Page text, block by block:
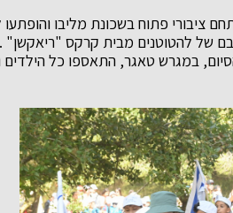
במתחם ציבורי פתוח בשכונת מליבו
של להטוטנים מבית קרקס
במגרש טאגר, התאספו כל הילדים